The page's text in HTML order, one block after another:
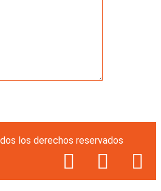
los derechos reservados